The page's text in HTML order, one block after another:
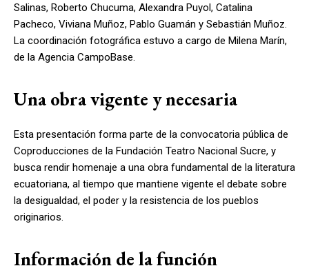
Salinas, Roberto Chucuma, Alexandra Puyol, Catalina
Pacheco, Viviana Muñoz, Pablo Guamán y Sebastián Muñoz.
La coordinación fotográfica estuvo a cargo de Milena Marín,
de la Agencia CampoBase.
Una obra vigente y necesaria
Esta presentación forma parte de la convocatoria pública de
Coproducciones de la Fundación Teatro Nacional Sucre, y
busca rendir homenaje a una obra fundamental de la literatura
ecuatoriana, al tiempo que mantiene vigente el debate sobre
la desigualdad, el poder y la resistencia de los pueblos
originarios.
Información de la función